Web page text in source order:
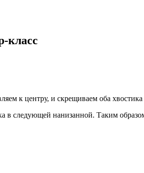
класс
к центру, и скрещиваем оба
следующей нанизанной. Таким